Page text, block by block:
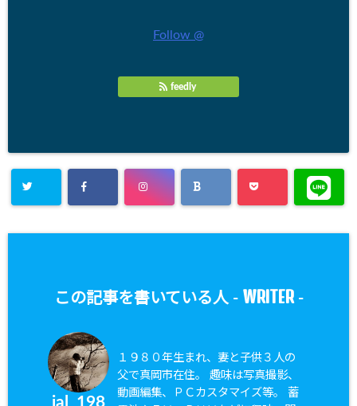
Follow @
feedly
この記事を書いている人 - WRITER-
jal_198
１９８０年生まれ、妻と子供３人の
父で真岡市在住。 趣味は写真撮影、
動画編集、ＰＣカスタマイズ等。 蓄